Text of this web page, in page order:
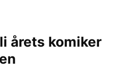
årets komiker